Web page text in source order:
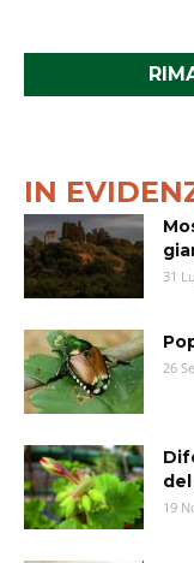
IN
31
26
19